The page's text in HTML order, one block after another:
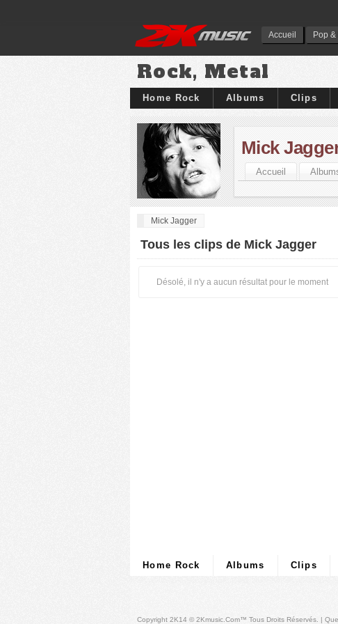
Accueil Pop
Rock, Metal
Home Rock Albums Clips
Mick
Accueil
Mick Jagger
Tous les clips de Mick Jagger
Désolé, il n'y a aucun résultat pour le moment
Home Rock Albums Clips
Copyright 2K14 © 2Kmusic.com™ Tous Droits Réservés . |